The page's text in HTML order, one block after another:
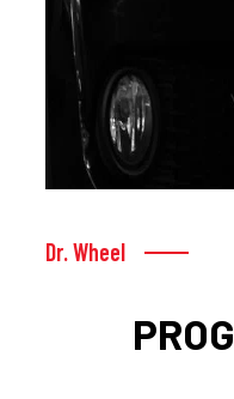
Dr. Wheel